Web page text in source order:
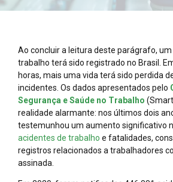
Ao concluir a leitura deste parágrafo,
trabalho terá sido registrado no Brasil.
horas, mais uma vida terá sido perdida
incidentes. Os dados apresentados pelo
Segurança e Saúde no Trabalho
realidade alarmante: nos últimos dois
testemunhou um aumento significativo
acidentes de trabalho e fatalidades,
registros relacionados a trabalhadores
assinada.